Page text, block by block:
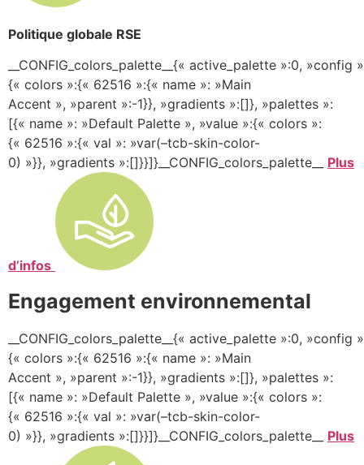
Politique globale RSE
__CONFIG_colors_palette__{« active_palette »:0, »config
{« colors »:{« 62516 »:{« name »: »Main
Accent », »parent »:-1}}, »gradients »:[]}, »palettes »:
[{« name »: »Default Palette », »value »:{« colors »:
{« 62516 »:{« val »: »var(–tcb-skin-color-
0) »}}, »gradients »:[]}}]}__CONFIG_colors_palette__ Plus
d’infos
Engagement environnemental
__CONFIG_colors_palette__{« active_palette »:0, »config
{« colors »:{« 62516 »:{« name »: »Main
Accent », »parent »:-1}}, »gradients »:[]}, »palettes »:
[{« name »: »Default Palette », »value »:{« colors »:
{« 62516 »:{« val »: »var(–tcb-skin-color-
0) »}}, »gradients »:[]}}]}__CONFIG_colors_palette__ Plus